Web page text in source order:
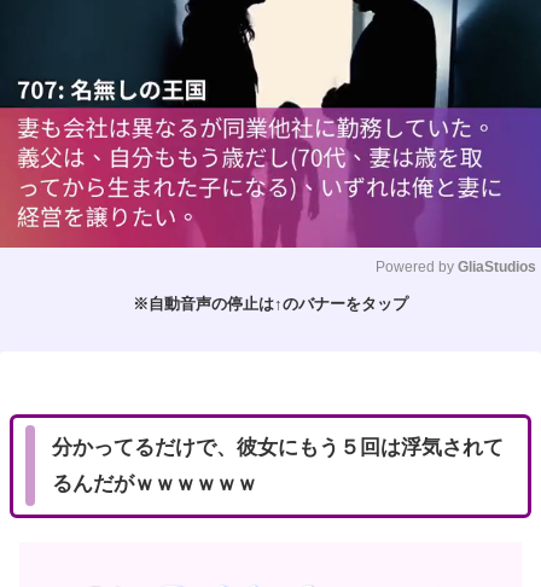
Powered by GliaStudios
※自動音声の停止は↑のバナーをタップ
分かってるだけで、彼女にもう５回は浮気されて
るんだがｗｗｗｗｗｗ